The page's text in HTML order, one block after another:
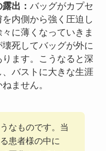
出： バッグがカプセ
内側から強く圧迫し
に薄くなっていきま
死してバッグが外に
ます。こうなると深
バストに大きな生涯
ません。
なものです。当
患者様の中に